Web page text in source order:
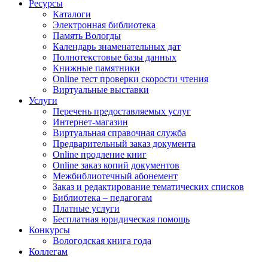
Ресурсы
Каталоги
Электронная библиотека
Память Вологды
Календарь знаменательных дат
Полнотекстовые базы данных
Книжные памятники
Online тест проверки скорости чтения
Виртуальные выставки
Услуги
Перечень предоставляемых услуг
Интернет-магазин
Виртуальная справочная служба
Предварительный заказ документа
Online продление книг
Online заказ копий документов
Межбиблиотечный абонемент
Заказ и редактирование тематических списков
Библиотека – педагогам
Платные услуги
Бесплатная юридическая помощь
Конкурсы
Вологодская книга года
Коллегам